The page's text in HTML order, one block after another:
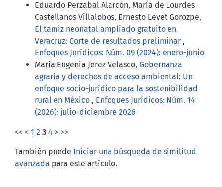
Eduardo Perzabal Alarcón, María de Lourdes
Castellanos Villalobos, Ernesto Levet Gorozpe,
El tamiz neonatal ampliado gratuito en
Veracruz: Corte de resultados preliminar ,
Enfoques Jurídicos: Núm. 09 (2024): enero-junio
María Eugenia Jerez Velasco, Gobernanza
agraria y derechos de acceso ambiental: Un
enfoque socio-jurídico para la sostenibilidad
rural en México , Enfoques Jurídicos: Núm. 14
(2026): julio-diciembre 2026
<< < 1 2 3 4 > >>
También puede Iniciar una búsqueda de similitud
avanzada para este artículo.